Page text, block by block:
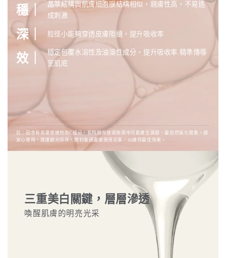
穩｜
晶萃結構與肌膚細胞膜結構相似，親膚性高，不易造
成刺激
深｜ 粒徑小能夠穿透皮膚隙縫，提升吸收率
效｜ 穩定包覆水溶性及油溶性成分，提升吸收率 精準傳導
至肌底
註：因含有高濃度維他命C成分，長時間存放或使用中可能產生黃變，屬自然氧化現象，請
安心使用。建議避光保存，開封後請盡速使用完畢，以維持最佳效果。
三重美白關鍵，層層滲透
喚醒肌膚的明亮光采